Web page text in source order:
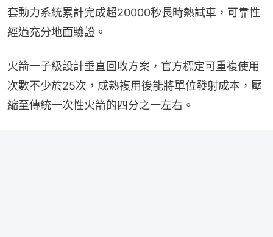
套動力系統累計完成超20000秒長時熱試車，可靠性
經過充分地面驗證。
火箭一子級設計垂直回收方案，官方標定可重複使用
次數不少於25次，成熟複用後能將單位發射成本，壓
縮至傳統一次性火箭的四分之一左右。